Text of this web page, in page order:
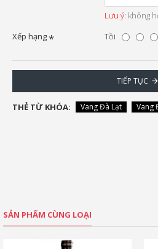
Lưu ý: không
Xếp hạng
Tồi
TIẾP TỤC
THẺ TỪ KHÓA: Vang Đà Lạt Vang
SẢN PHẨM CÙNG LOẠI